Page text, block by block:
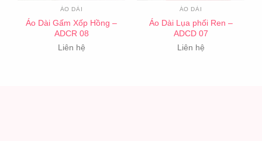
ÁO DÀI
Áo Dài Gấm Xốp Hồng –
ADCR 08
Liên hệ
ÁO DÀI
Áo Dài Lụa phối Ren –
ADCD 07
Liên hệ